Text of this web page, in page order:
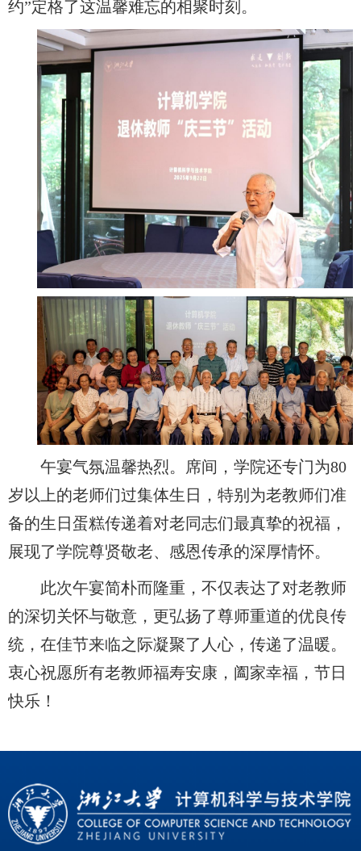
约”定格了这温馨难忘的相聚时刻。
午宴气氛温馨热烈。席间，学院还专门为80
岁以上的老师们过集体生日，特别为老教师们准
备的生日蛋糕传递着对老同志们最真挚的祝福，
展现了学院尊贤敬老、感恩传承的深厚情怀。
此次午宴简朴而隆重，不仅表达了对老教师
的深切关怀与敬意，更弘扬了尊师重道的优良传
统，在佳节来临之际凝聚了人心，传递了温暖。
衷心祝愿所有老教师福寿安康，阖家幸福，节日
快乐！